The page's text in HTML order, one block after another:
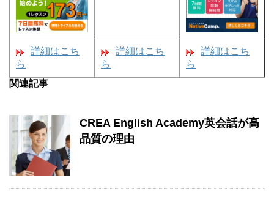
詳細はこち
ら
詳細はこち
ら
詳細はこち
ら
関連記事
CREA English Academy英会話が高
品質の理由